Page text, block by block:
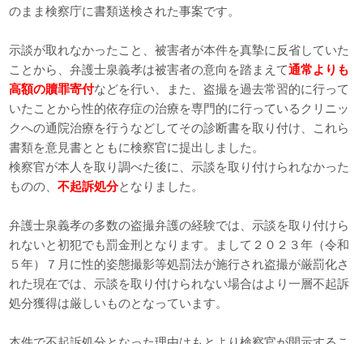
のまま検察庁に書類送検された事案です。
示談が取れなかったこと、被害者が本件を真摯に反省していた
ことから、弁護士泉義孝は被害者の意向を踏まえて通常よりも
高額の贖罪寄付などを行い、また、盗撮を過去常習的に行って
いたことから性的依存症の治療を専門的に行っているクリニッ
クへの通院治療を行うなどしてその診断書を取り付け、これら
書類を意見書とともに検察官に提出しました。
検察官が本人を取り調べた後に、示談を取り付けられなかった
ものの、不起訴処分となりました。
弁護士泉義孝の多数の盗撮弁護の経験では、示談を取り付けら
れないと初犯でも罰金刑となります。まして２０２３年（令和
５年）７月に性的姿態撮影等処罰法が施行され盗撮が厳罰化さ
れた現在では、示談を取り付けられない場合はより一層不起訴
処分獲得は厳しいものとなっています。